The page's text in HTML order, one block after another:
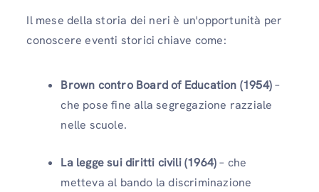
Il mese della storia dei neri è un'opportunità per
conoscere eventi storici chiave come:
Brown contro Board of Education (1954)–
che pose fine alla segregazione razziale
nelle scuole.
La legge sui diritti civili (1964)– che
metteva al bando la discriminazione